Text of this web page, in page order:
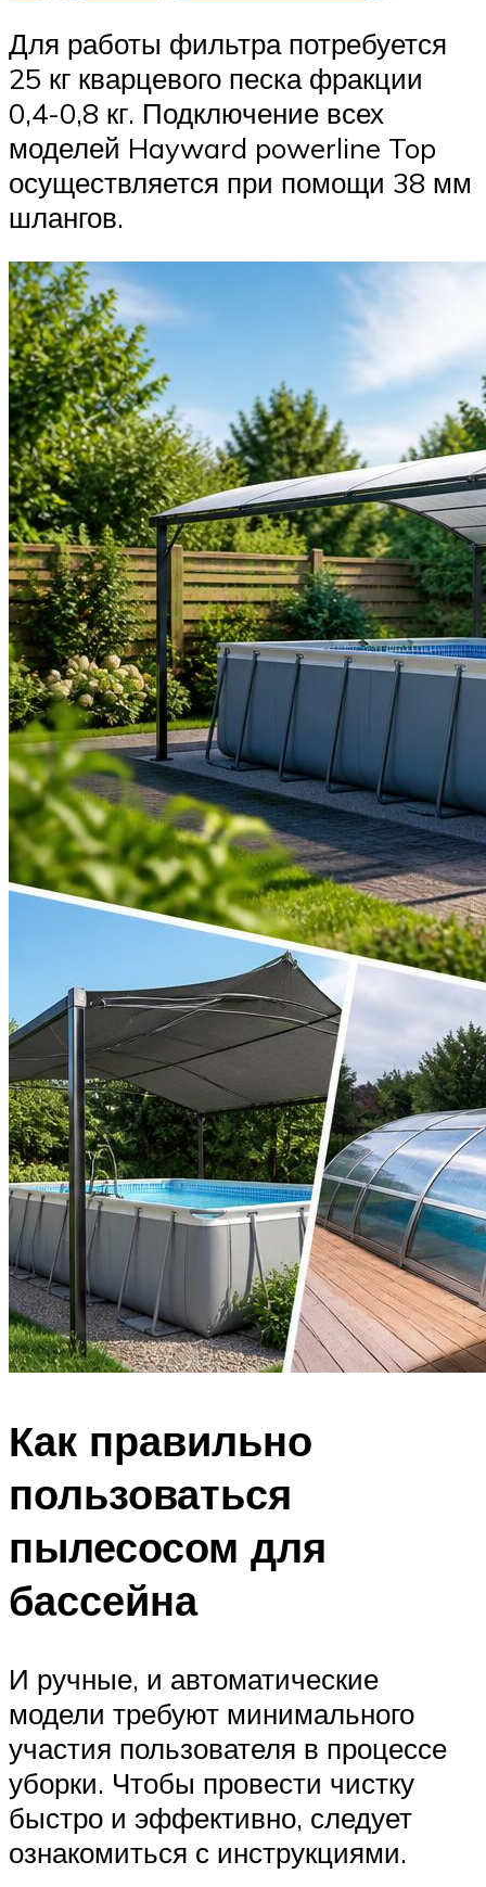
Для работы фильтра потребуется
25 кг кварцевого песка фракции
0,4-0,8 кг. Подключение всех
моделей Hayward powerline Top
осуществляется при помощи 38 мм
шлангов.
Как правильно
пользоваться
пылесосом для
бассейна
И ручные, и автоматические
модели требуют минимального
участия пользователя в процессе
уборки. Чтобы провести чистку
быстро и эффективно, следует
ознакомиться с инструкциями.